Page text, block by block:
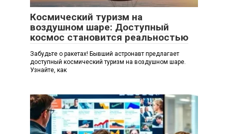
Космический туризм на
воздушном шаре: Доступный
космос становится реальностью
Забудьте о ракетах! Бывший астронавт предлагает
доступный космический туризм на воздушном шаре.
Узнайте, как